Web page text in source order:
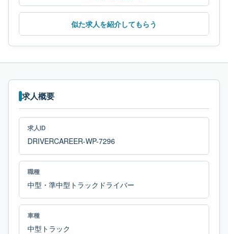
似た求人を紹介してもらう
求人概要
求人ID
DRIVERCAREER-WP-7296
職種
中型・準中型トラックドライバー
車種
中型トラック